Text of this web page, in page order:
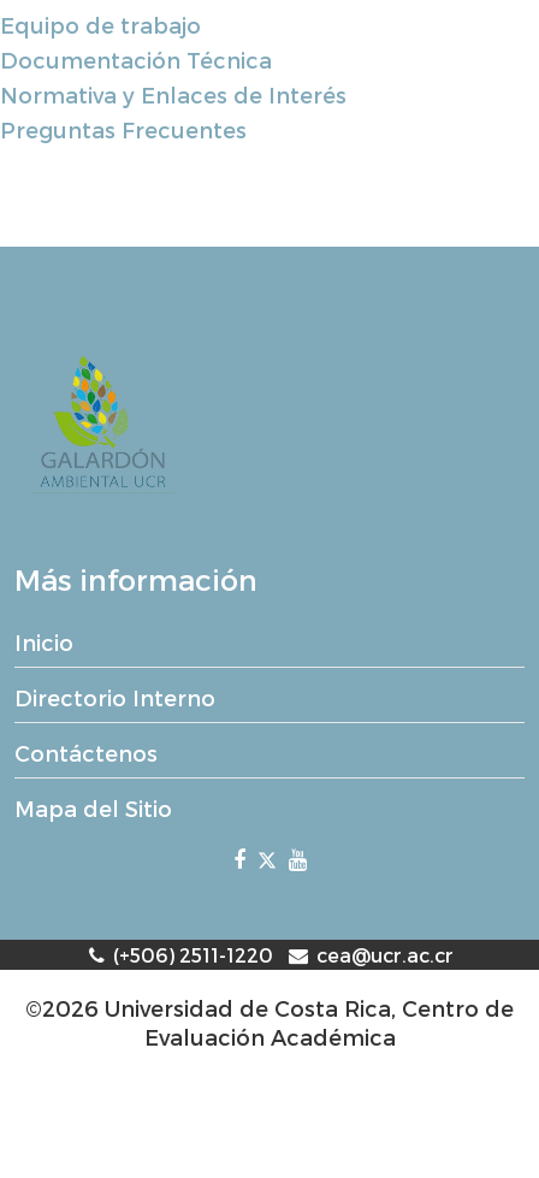
Equipo de trabajo
Documentación Técnica
Normativa y Enlaces de Interés
Preguntas Frecuentes
Más información
Inicio
Directorio Interno
Contáctenos
Mapa del Sitio
(+506) 2511-1220 cea@ucr.ac.cr
©2026 Universidad de Costa Rica, Centro de
Evaluación Académica